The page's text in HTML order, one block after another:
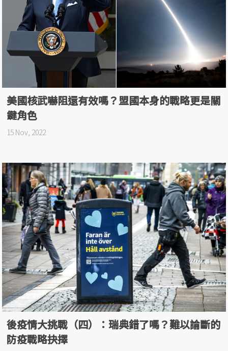
美國核武嚇阻還有效嗎？盟國本身的戰略更是關
鍵角色
15 Nov, 2022
後疫情大挑戰（四）：瑞典錯了嗎？難以論斷的
防疫戰略抉擇